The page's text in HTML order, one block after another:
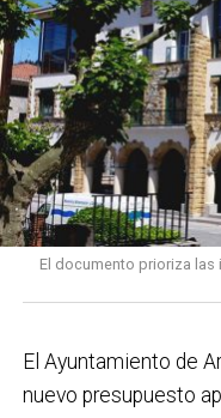
urbanístico previsto
sistema de salud
El documento prioriza las
El Ayuntamiento de
nuevo presupuesto